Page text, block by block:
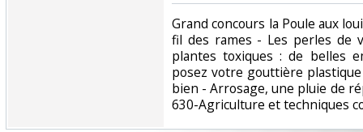
‎Grand concours la Poule aux
fil des rames - Les perles de
plantes toxiques : de belles
posez votre gouttière
bien - Arrosage, une pluie de
630-Agriculture et techniques